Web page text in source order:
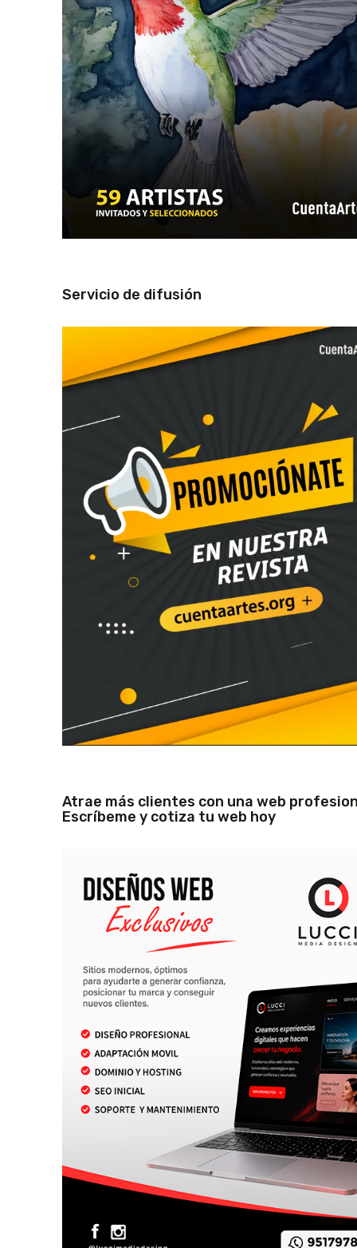
Servicio de difusión
Atrae más clientes con una web
Escríbeme y cotiza tu web hoy